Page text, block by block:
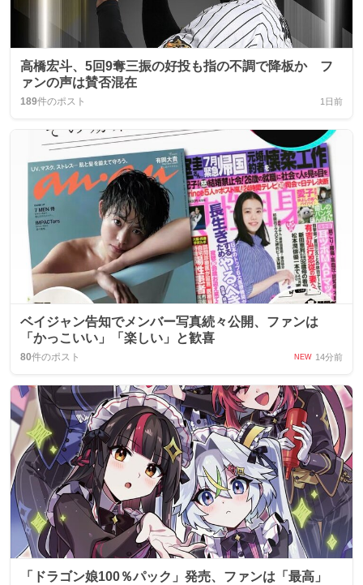
高橋宏斗、5回9奪三振の好投も指の不調で降板か フ
ァンの声は賛否混在
189件のポスト 1日前
ベイジャン告知でメンバー写真続々公開、ファンは
「かっこいい」「楽しい」と歓喜
80件のポスト NEW 14分前
「ドラゴン娘100％パック」発売、ファンは「最高」